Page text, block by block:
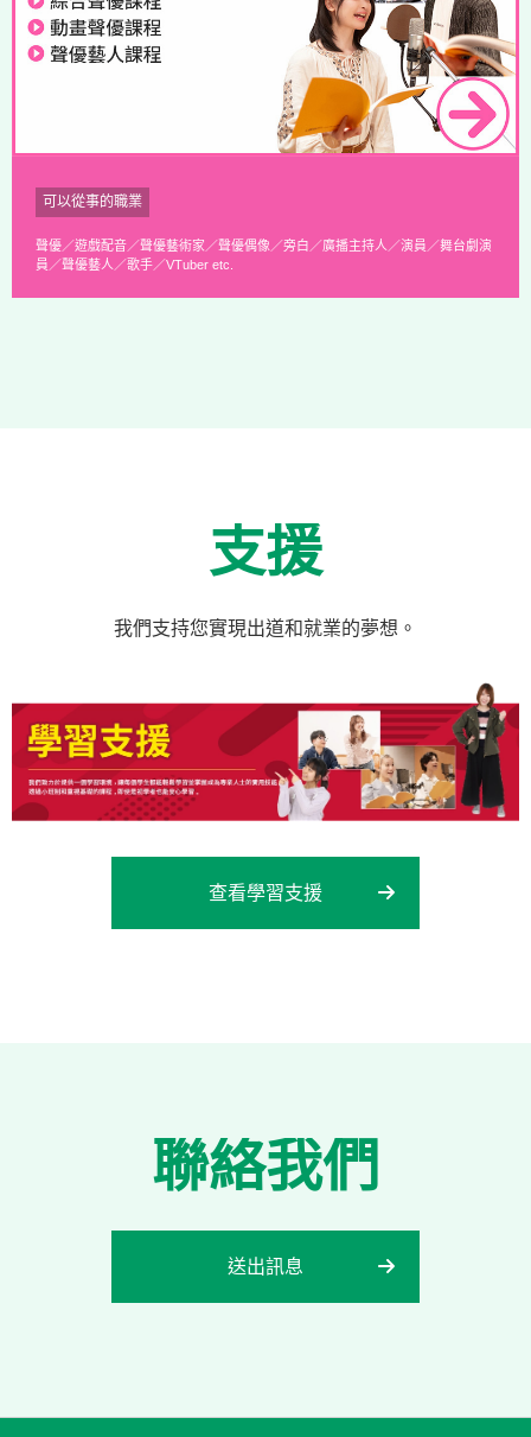
可以從事的職業
聲優／遊戲配音／聲優藝術家／聲優偶像／旁白／廣播主持人／演員／舞台劇演
員／聲優藝人／歌手／VTuber etc.
支援
我們支持您實現出道和就業的夢想。
查看學習支援
聯絡我們
送出訊息